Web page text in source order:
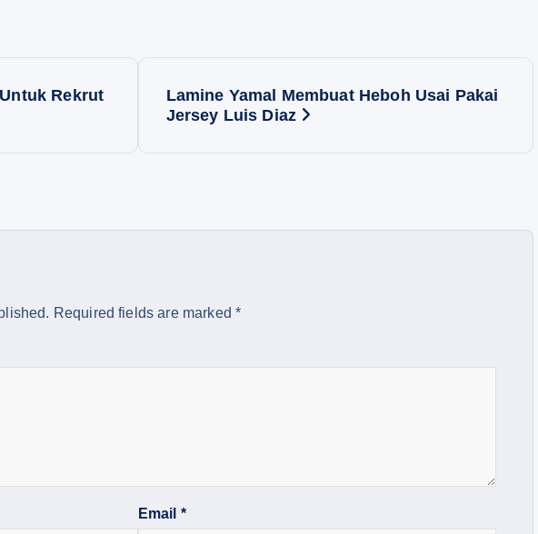
Rekrut
Lamine Yamal Membuat Heboh Usai Pakai
Jersey Luis Diaz
Required fields are marked*
Email *